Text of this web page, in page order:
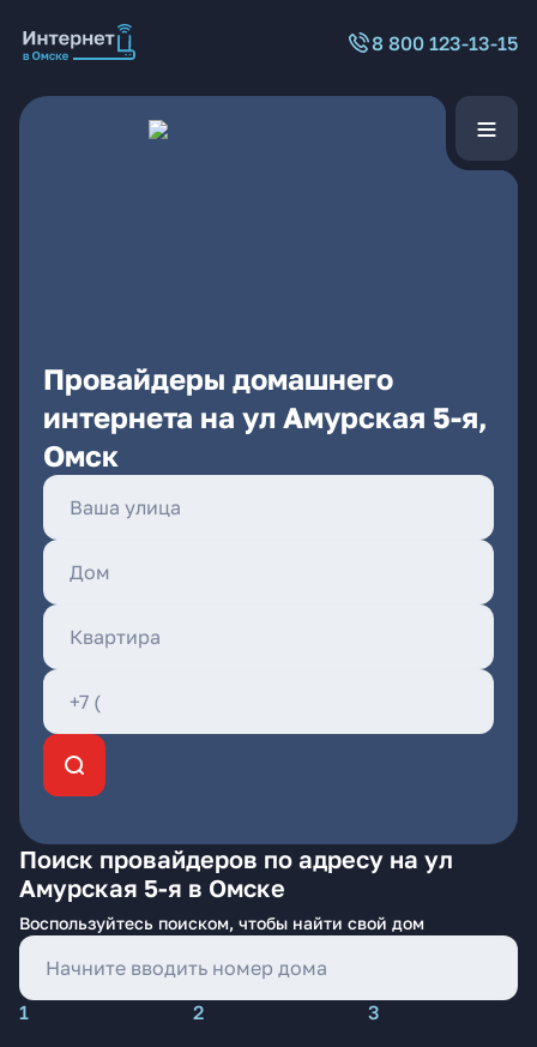
8 800 123-13-15
Провайдеры домашнего
интернета на ул Амурская 5-я,
Омск
Поиск провайдеров по адресу на ул
Амурская 5-я в Омске
Воспользуйтесь поиском, чтобы найти свой дом
1 2
3